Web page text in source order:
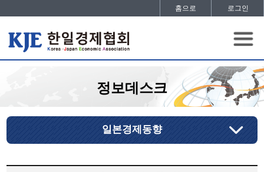
홈으로 로그인
정보데스크
일본경제동향